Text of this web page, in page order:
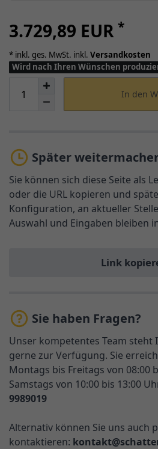
3.729,89 EUR *
* inkl. ges. MwSt. inkl. Versandkosten
Wird nach Ihren Wünschen
In den
Später
Sie können sich diese Seite als
oder die URL kopieren und
Konfiguration, an aktueller
Auswahl und Eingaben bleiben
Link
Sie haben Fragen?
Unser kompetentes Team steht
gerne zur Verfügung. Sie
Montags bis Freitags von 08:00
Samstags von 10:00 bis 13:00
9989019
Alternativ können Sie uns auch
kontaktieren: